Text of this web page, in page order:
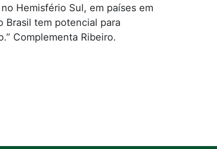
Hemisfério Sul, em países em
Brasil tem potencial para
Complementa Ribeiro.